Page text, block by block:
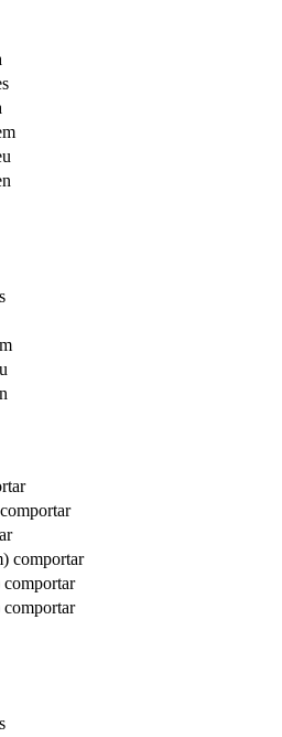
comportar
comportar
comportar
comportar